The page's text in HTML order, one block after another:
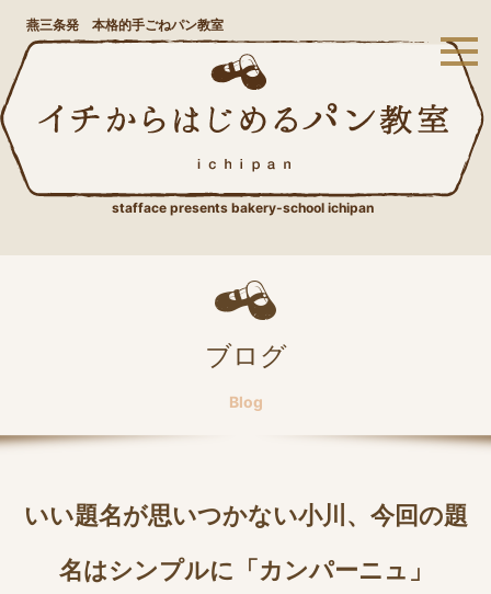
燕三条発 本格的手ごねパン教室
stafface presents bakery-school ichipan
ブログ
Blog
いい題名が思いつかない小川、今回の題
名はシンプルに「カンパーニュ」